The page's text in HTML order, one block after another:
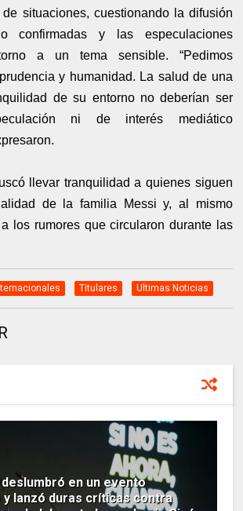
situaciones, cuestionando la difusión
confirmadas y las especulaciones
a un tema sensible. “Pedimos
y humanidad. La salud de una
de su entorno no deberían ser
ni de interés mediático
llevar tranquilidad a quienes siguen
de la familia Messi y, al mismo
los rumores que circularon durante las
Titulares Ultimas Noticias
en un evento
lanzó duras críticas contra